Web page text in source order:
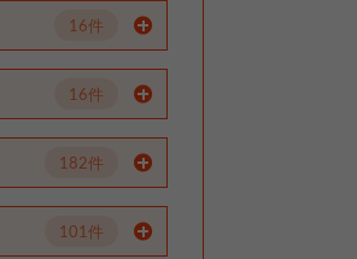
16件
16件
182件
101件